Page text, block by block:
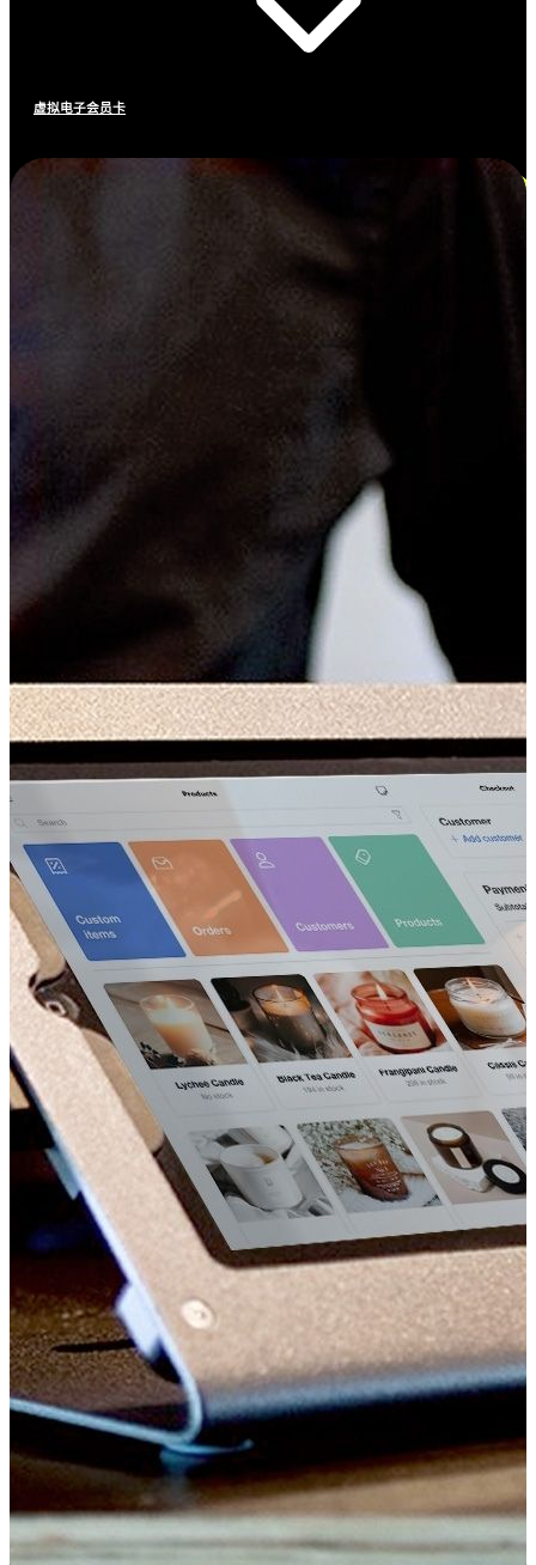
虚拟电子会员卡